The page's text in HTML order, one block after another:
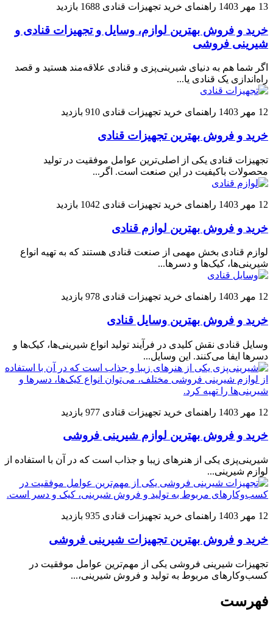
13 مهر 1403 راهنمای خرید تجهیزات قنادی 1688 بازدید
خرید و فروش بهترین لوازم، وسایل و تجهیزات قنادی و
شیرینی فروشی
اگر شما هم به دنیای شیرینی‌پزی و قنادی علاقه‌مند هستید و قصد
راه‌اندازی یک قنادی یا...
12 مهر 1403 راهنمای خرید تجهیزات قنادی 910 بازدید
خرید و فروش بهترین تجهیزات قنادی
تجهیزات قنادی یکی از اصلی‌ترین عوامل موفقیت در تولید
محصولات باکیفیت در این صنعت است. اگر...
12 مهر 1403 راهنمای خرید تجهیزات قنادی 1042 بازدید
خرید و فروش بهترین لوازم قنادی
لوازم قنادی بخش مهمی از صنعت قنادی هستند که به تهیه انواع
شیرینی‌ها، کیک‌ها و دسرها...
12 مهر 1403 راهنمای خرید تجهیزات قنادی 978 بازدید
خرید و فروش بهترین وسایل قنادی
وسایل قنادی نقش کلیدی در فرآیند تولید انواع شیرینی‌ها، کیک‌ها و
دسرها ایفا می‌کنند. این وسایل...
12 مهر 1403 راهنمای خرید تجهیزات قنادی 977 بازدید
خرید و فروش بهترین لوازم شیرینی فروشی
شیرینی‌پزی یکی از هنرهای زیبا و جذاب است که در آن با استفاده از
لوازم شیرینی...
12 مهر 1403 راهنمای خرید تجهیزات قنادی 935 بازدید
خرید و فروش بهترین تجهیزات شیرینی فروشی
تجهیزات شیرینی فروشی یکی از مهم‌ترین عوامل موفقیت در
کسب‌وکارهای مربوط به تولید و فروش شیرینی،...
فهرست